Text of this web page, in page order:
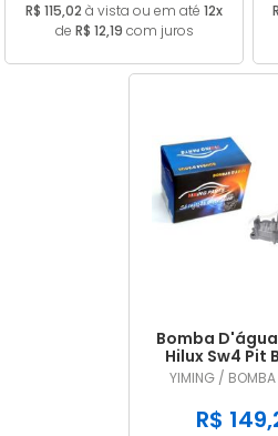
R$ 115,02 à vista ou em até 12x
de R$ 12,19 com juros
Bomba
Hilux Sw4 Pit
D4d Diesel
YIMING /
R$